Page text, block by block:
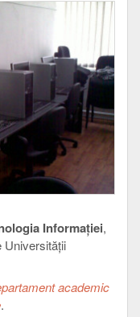
Informaţiei,
Universităţii
academic
.